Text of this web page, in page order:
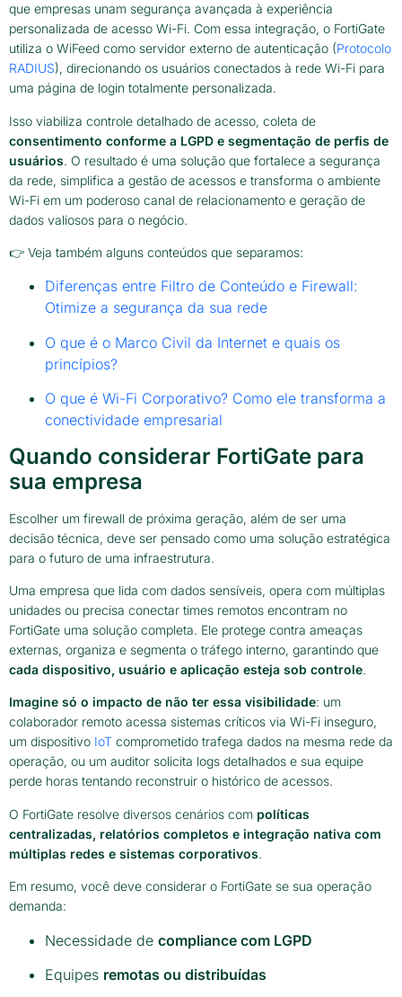
que empresas unam segurança avançada à experiência
personalizada de acesso Wi-Fi. Com essa integração, o FortiGate
utiliza o WiFeed como servidor externo de autenticação (Protocolo
RADIUS), direcionando os usuários conectados à rede Wi-Fi para
uma página de login totalmente personalizada.
Isso viabiliza controle detalhado de acesso, coleta de
consentimento conforme a LGPD e segmentação de perfis de
usuários. O resultado é uma solução que fortalece a segurança
da rede, simplifica a gestão de acessos e transforma o ambiente
Wi-Fi em um poderoso canal de relacionamento e geração de
dados valiosos para o negócio.
👉 Veja também alguns conteúdos que separamos:
Diferenças entre Filtro de Conteúdo e Firewall:
Otimize a segurança da sua rede
O que é o Marco Civil da Internet e quais os
princípios?
O que é Wi-Fi Corporativo? Como ele transforma a
conectividade empresarial
Quando considerar FortiGate para
sua empresa
Escolher um firewall de próxima geração, além de ser uma
decisão técnica, deve ser pensado como uma solução estratégica
para o futuro de uma infraestrutura.
Uma empresa que lida com dados sensíveis, opera com múltiplas
unidades ou precisa conectar times remotos encontram no
FortiGate uma solução completa. Ele protege contra ameaças
externas, organiza e segmenta o tráfego interno, garantindo que
cada dispositivo, usuário e aplicação esteja sob controle.
Imagine só o impacto de não ter essa visibilidade: um
colaborador remoto acessa sistemas críticos via Wi-Fi inseguro,
um dispositivo IoT comprometido trafega dados na mesma rede da
operação, ou um auditor solicita logs detalhados e sua equipe
perde horas tentando reconstruir o histórico de acessos.
O FortiGate resolve diversos cenários com políticas
centralizadas, relatórios completos e integração nativa com
múltiplas redes e sistemas corporativos.
Em resumo, você deve considerar o FortiGate se sua operação
demanda:
Necessidade de compliance com LGPD
Equipes remotas ou distribuídas